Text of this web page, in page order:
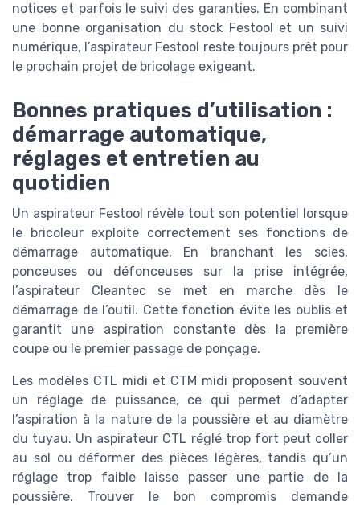
notices et parfois le suivi des garanties. En combinant
une bonne organisation du stock Festool et un suivi
numérique, l’aspirateur Festool reste toujours prêt pour
le prochain projet de bricolage exigeant.
Bonnes pratiques d’utilisation :
démarrage automatique,
réglages et entretien au
quotidien
Un aspirateur Festool révèle tout son potentiel lorsque
le bricoleur exploite correctement ses fonctions de
démarrage automatique. En branchant les scies,
ponceuses ou défonceuses sur la prise intégrée,
l’aspirateur Cleantec se met en marche dès le
démarrage de l’outil. Cette fonction évite les oublis et
garantit une aspiration constante dès la première
coupe ou le premier passage de ponçage.
Les modèles CTL midi et CTM midi proposent souvent
un réglage de puissance, ce qui permet d’adapter
l’aspiration à la nature de la poussière et au diamètre
du tuyau. Un aspirateur CTL réglé trop fort peut coller
au sol ou déformer des pièces légères, tandis qu’un
réglage trop faible laisse passer une partie de la
poussière. Trouver le bon compromis demande